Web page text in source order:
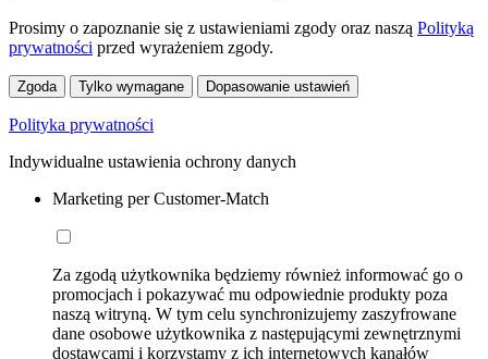
Prosimy o zapoznanie się z ustawieniami zgody oraz naszą Polityką
prywatności przed wyrażeniem zgody.
Zgoda Tylko wymagane Dopasowanie ustawień
Polityka prywatności
Indywidualne ustawienia ochrony danych
Marketing per Customer-Match
Za zgodą użytkownika będziemy również informować go o
promocjach i pokazywać mu odpowiednie produkty poza
naszą witryną. W tym celu synchronizujemy zaszyfrowane
dane osobowe użytkownika z następującymi zewnętrznymi
dostawcami i korzystamy z ich internetowych kanałów